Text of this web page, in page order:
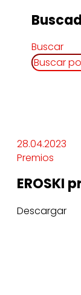
Buscar
28.04.2023
Premios
EROSKI
Descargar